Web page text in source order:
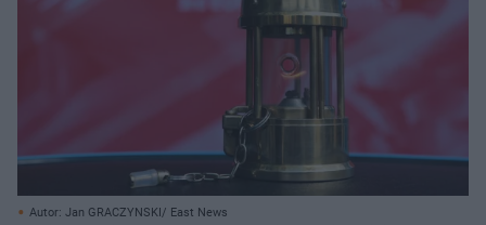
Autor: Jan GRACZYNSKI/ East News